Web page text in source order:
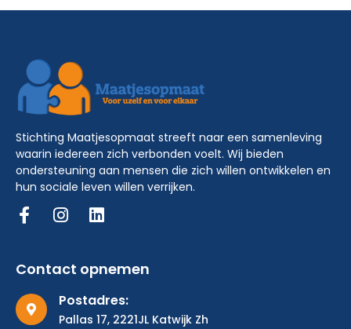
Stichting Maatjesopmaat streeft naar een samenleving
waarin iedereen zich verbonden voelt. Wij bieden
ondersteuning aan mensen die zich willen ontwikkelen en
hun sociale leven willen verrijken.
Contact opnemen
Postadres:
Pallas 17, 2221JL Katwijk Zh